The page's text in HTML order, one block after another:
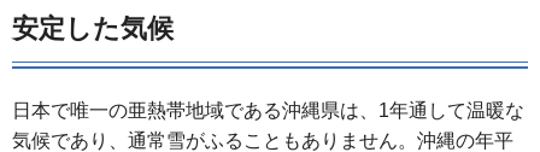
安定した気候
日本で唯一の亜熱帯地域である沖縄県は、1年通して温暖な
気候であり、通常雪がふることもありません。沖縄の年平